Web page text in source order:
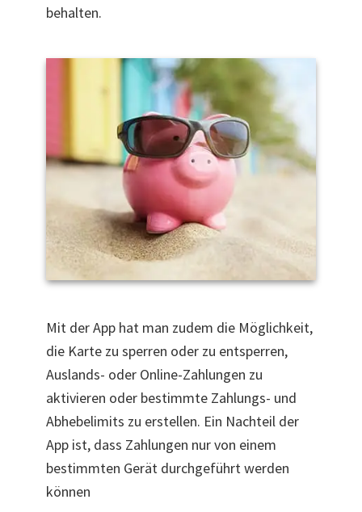
behalten.
Mit der App hat man zudem die Möglichkeit,
die Karte zu sperren oder zu entsperren,
Auslands- oder Online-Zahlungen zu
aktivieren oder bestimmte Zahlungs- und
Abhebelimits zu erstellen. Ein Nachteil der
App ist, dass Zahlungen nur von einem
bestimmten Gerät durchgeführt werden
können